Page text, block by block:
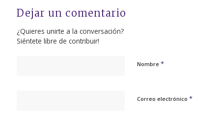
Dejar un comentario
¿Quieres unirte a la conversación?
Siéntete libre de contribuir!
Nombre *
Correo electrónico *